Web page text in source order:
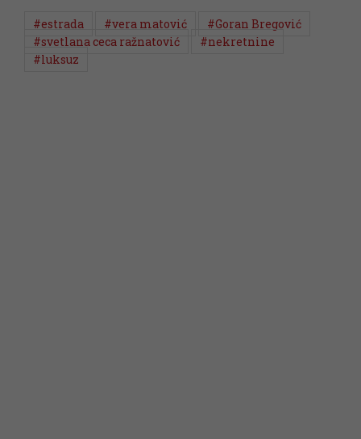
#estrada #vera matović
#Goran Bregović
#svetlana ceca ražnatović
#nekretnine
#luksuz